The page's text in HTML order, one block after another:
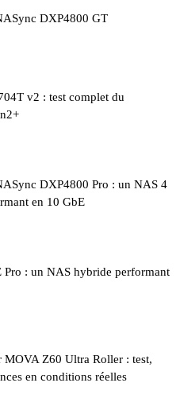
DXP4800 GT
v2 : test complet du
DXP4800 Pro : un NAS 4
en 10 GbE
Pro : un NAS hybride performant
MOVA Z60 Ultra Roller : test,
en conditions réelles